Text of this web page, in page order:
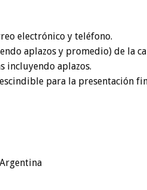
electrónico y teléfono.
aplazos y promedio) de la
incluyendo aplazos.
para la presentación